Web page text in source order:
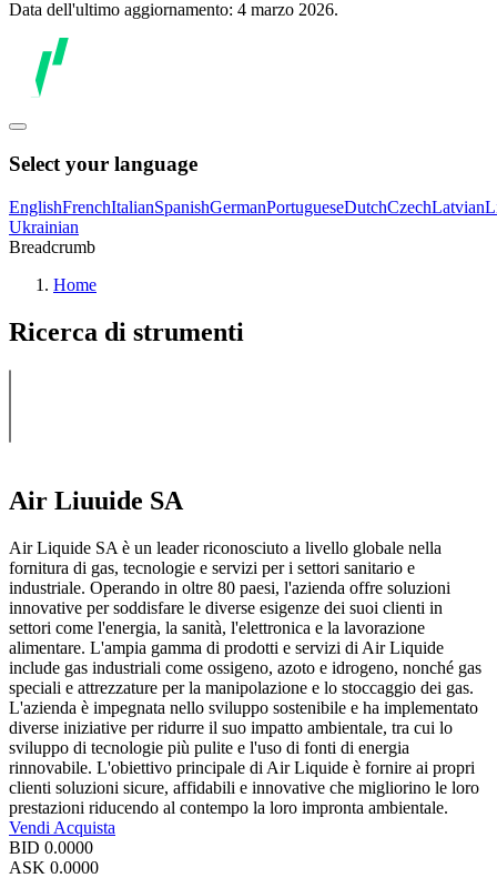
Data dell'ultimo aggiornamento: 4 marzo 2026.
Select your language
EnglishFrenchItalianSpanishGermanPortugueseDutchCzechLatvian
Ukrainian
Breadcrumb
Home
Ricerca di strumenti
Air Liuuide SA
Air Liquide SA è un leader riconosciuto a livello globale nella
fornitura di gas, tecnologie e servizi per i settori sanitario e
industriale. Operando in oltre 80 paesi, l'azienda offre soluzioni
innovative per soddisfare le diverse esigenze dei suoi clienti in
settori come l'energia, la sanità, l'elettronica e la lavorazione
alimentare. L'ampia gamma di prodotti e servizi di Air Liquide
include gas industriali come ossigeno, azoto e idrogeno, nonché gas
speciali e attrezzature per la manipolazione e lo stoccaggio dei gas.
L'azienda è impegnata nello sviluppo sostenibile e ha implementato
diverse iniziative per ridurre il suo impatto ambientale, tra cui lo
sviluppo di tecnologie più pulite e l'uso di fonti di energia
rinnovabile. L'obiettivo principale di Air Liquide è fornire ai propri
clienti soluzioni sicure, affidabili e innovative che migliorino le loro
prestazioni riducendo al contempo la loro impronta ambientale.
Vendi Acquista
BID 0.0000
ASK 0.0000